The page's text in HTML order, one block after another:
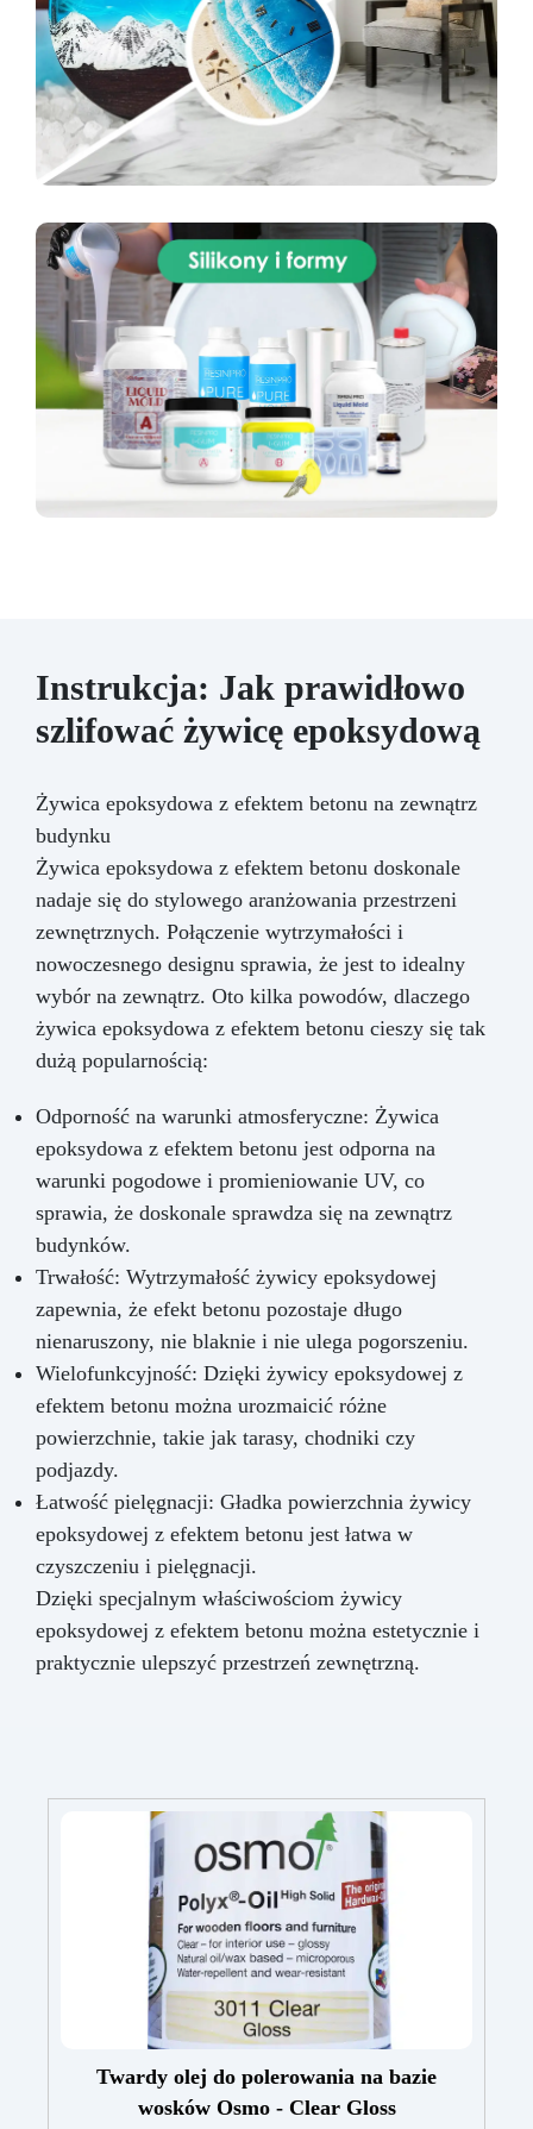
Instrukcja: Jak prawidłowo
szlifować żywicę epoksydową
Żywica epoksydowa z efektem betonu na zewnątrz
budynku
Żywica epoksydowa z efektem betonu doskonale
nadaje się do stylowego aranżowania przestrzeni
zewnętrznych. Połączenie wytrzymałości i
nowoczesnego designu sprawia, że jest to idealny
wybór na zewnątrz. Oto kilka powodów, dlaczego
żywica epoksydowa z efektem betonu cieszy się tak
dużą popularnością:
Odporność na warunki atmosferyczne: Żywica
epoksydowa z efektem betonu jest odporna na
warunki pogodowe i promieniowanie UV, co
sprawia, że doskonale sprawdza się na zewnątrz
budynków.
Trwałość: Wytrzymałość żywicy epoksydowej
zapewnia, że efekt betonu pozostaje długo
nienaruszony, nie blaknie i nie ulega pogorszeniu.
Wielofunkcyjność: Dzięki żywicy epoksydowej z
efektem betonu można urozmaicić różne
powierzchnie, takie jak tarasy, chodniki czy
podjazdy.
Łatwość pielęgnacji: Gładka powierzchnia żywicy
epoksydowej z efektem betonu jest łatwa w
czyszczeniu i pielęgnacji.
Dzięki specjalnym właściwościom żywicy
epoksydowej z efektem betonu można estetycznie i
praktycznie ulepszyć przestrzeń zewnętrzną.
Twardy olej do polerowania na bazie
wosków Osmo - Clear Gloss